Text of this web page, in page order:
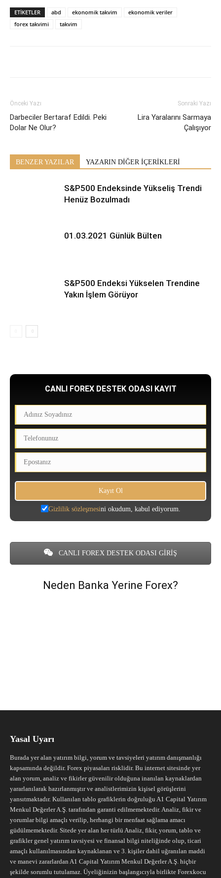
ETİKETLER abd ekonomik takvim
ekonomik veriler
forex takvimi
takvim
Önceki Yazı
Darbeciler Bertaraf Edildi. Peki
Dolar Ne Olur?
Sonraki Yazı
Lira Yaralarını Sarmaya
Çalışıyor
BENZER YAZILAR YAZARIN DİĞER İÇERİKLERİ
S&P500 Endeksinde Yükseliş Trendi
Henüz Bozulmadı
01.03.2021 Günlük Bülten
S&P500 Endeksi Yükselen Trendine
Yakın İşlem Görüyor
CANLI FOREX DESTEK ODASI KAYIT
Gizlilik sözleşmesini okudum, kabul ediyorum.
CANLI FOREX DESTEK ODASI GİRİŞ
Neden Banka Yerine Forex?
Yasal Uyarı
Burada yer alan yatırım bilgi, yorum ve tavsiyeleri yatırım danışmanlığı
kapsamında değildir. Forex piyasaları risklidir. Bu internet sitesinde yer
alan yorum, analiz ve fikirler güvenilir olduğuna inanılan kaynaklardan
yararlanılarak hazırlanmıştır ve analistlerimizin kişisel görüşlerini
yansıtmaktadır. Kullanılan tablo grafiklerin doğruluğu A1 Capital Yatırım
Menkul Değerler A.Ş. tarafından garanti edilmemektedir. Analiz, fikir ve
yorumlar bilgi amaçlı verilip, herhangi bir menfaat sağlama amacı
güdülmemektedir. Sitede yer alan her türlü Analiz, fikir, yorum, tablo ve
grafikler genel yatırım tavsiyesi ve finansal bilgi niteliğinde olup, ticari
amaçlı kullanılmasından kaynaklanan ve 3. kişiler dahil uğranılan maddi
ve manevi zararlardan A1 Capital Yatırım Menkul Değerler A.Ş. hiçbir
şekilde sorumlu tutulamaz. Üyeliğinizin başlangıcıyla birlikte Forexkocu